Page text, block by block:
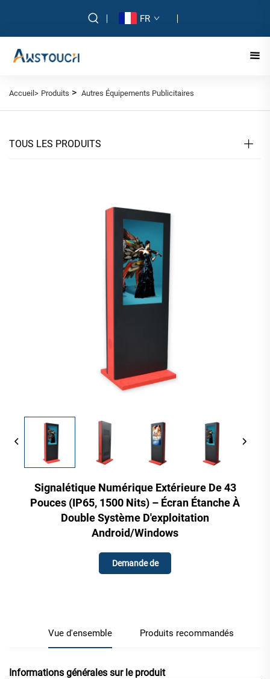
FR
Accueil> Produits > Autres Équipements Publicitaires
TOUS LES PRODUITS
Signalétique Numérique Extérieure De 43
Pouces (IP65, 1500 Nits) – Écran Étanche À
Double Système D'exploitation
Android/Windows
Demande de
Vue d'ensemble Produits recommandés
Informations générales sur le produit